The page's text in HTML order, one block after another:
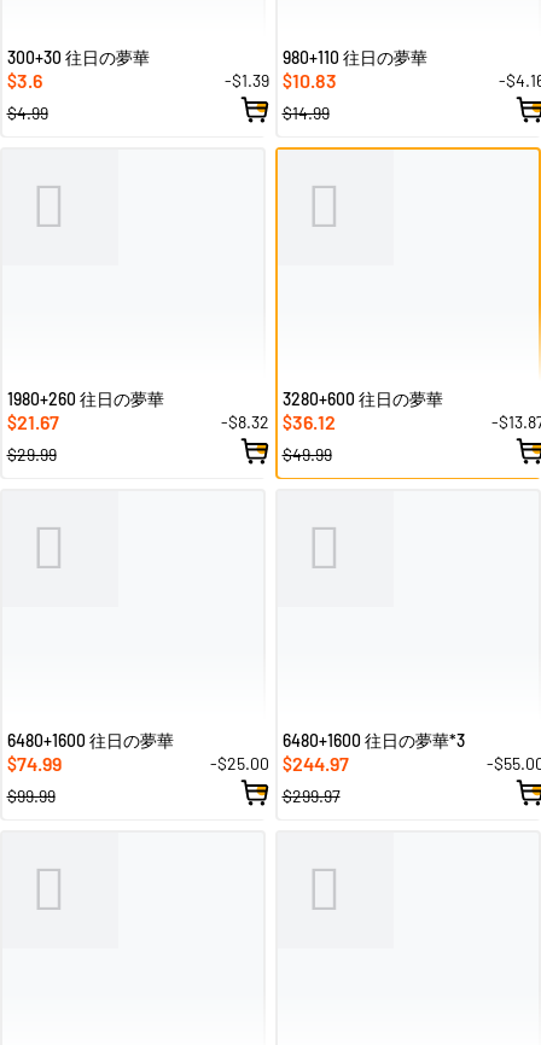
300+30 往日の夢華
$3.6
-$1.39
$4.99
980+110 往日の夢華
$10.83
-
$14.99
1980+260 往日の夢華
$21.67
-$8.32
$29.99
3280+600 往日の夢華
$36.12
-
$49.99
6480+1600 往日の夢華
$74.99
-$25.00
$99.99
6480+1600 往日の夢華*3
$244.97
-
$299.97